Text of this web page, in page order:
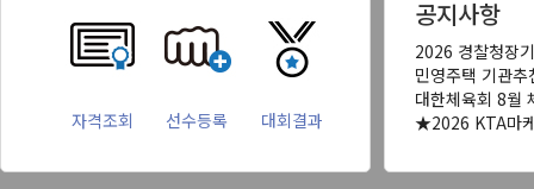
자격조회 선수등록 대회결과
공지사항
2026 경찰청장
민영주택 기관
대한체육회 8월
★2026 KTA마